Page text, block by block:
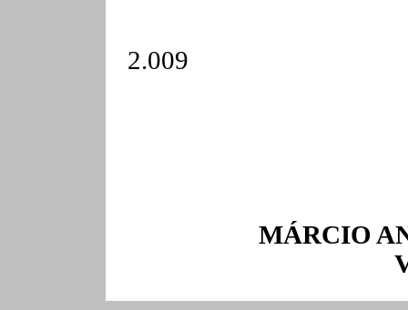
2.009
MÁRCIO